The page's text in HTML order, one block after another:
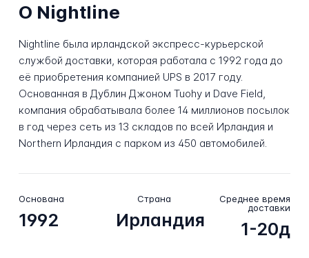
О Nightline
Nightline была ирландской экспресс-курьерской
службой доставки, которая работала с 1992 года до
её приобретения компанией UPS в 2017 году.
Основанная в Дублин Джоном Tuohy и Dave Field,
компания обрабатывала более 14 миллионов посылок
в год через сеть из 13 складов по всей Ирландия и
Northern Ирландия с парком из 450 автомобилей.
Основана
1992
Страна
Ирландия
Среднее время
доставки
1-20д